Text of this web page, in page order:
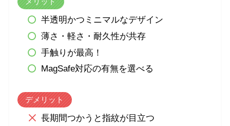
半透明かつミニマルなデザイン
薄さ・軽さ・耐久性が共存
手触りが最高！
MagSafe対応の有無を選べる
デメリット
長期間つかうと指紋が目立つ